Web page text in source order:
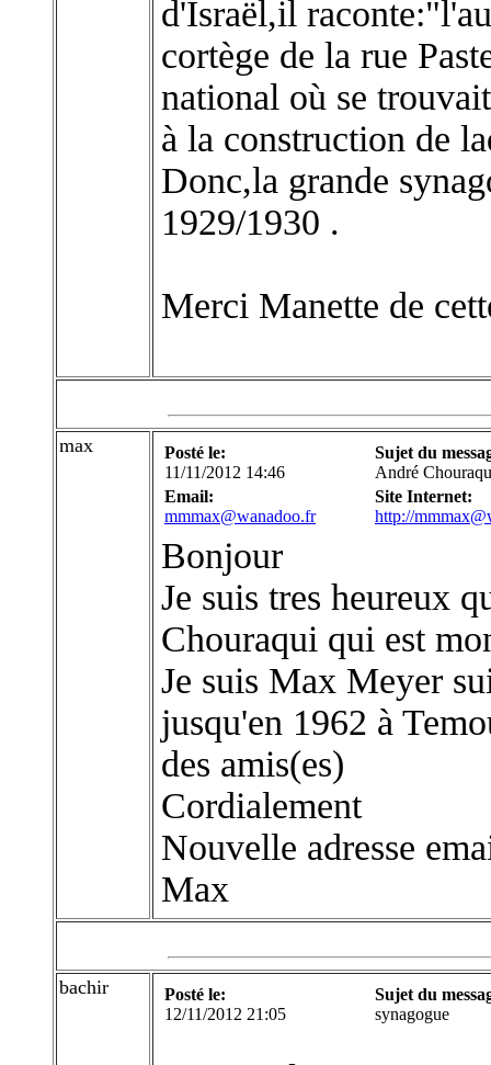
d'Israël,il
cortège de la rue
national où se
à la construction de
Donc,la grande
1929/1930 .
Merci Manette de
max
Posté le:
11/11/2012 14:46
Sujet du
André
Email:
mmmax@wanadoo.fr
Site Internet:
http://
Bonjour
Je suis tres heureux
Chouraqui qui est
Je suis Max Meyer
jusqu'en 1962 à
des amis(es)
Cordialement
Nouvelle adresse
Max
bachir
Posté le:
12/11/2012 21:05
Sujet du
synagogue